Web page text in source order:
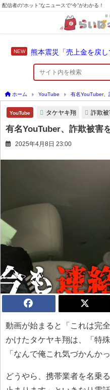
配信者の“ホット”なニュースで“今”がわかる！
ホーム YouTube 有名YouTuber、
YouTube タケヤキ翔 詐欺
有名YouTuber、詐欺被害
2025年4月8日 23:00
動画が始まると「これは完
かけたタケヤキ翔は、「特
「なんで俺これ気づかんか
どうやら、携帯業者を名乗